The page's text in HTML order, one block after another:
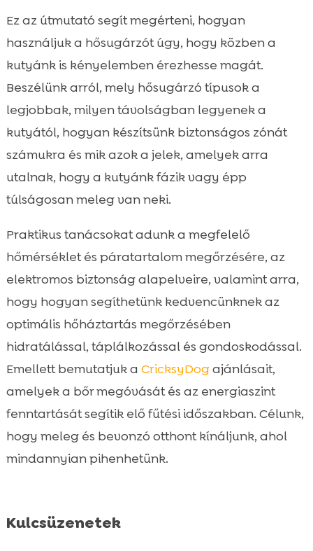

Anyagok és kiegészítők, amelyek növelik a
biztonságot
 Kutyaágy és pihenőzóna kialakítása
hőforrás mellett
 Téli étrend és hidratálás a hőkomfort
támogatására
CricksyDog ajánlások a téli jólléthez
Napirend és hőexpozíció: mennyi idő
biztonságos?
Bundaápolás és bőr egészsége a fűtési
szezonban
Elektromos biztonság és karbantartás
használata útközben

Gyakori hibák, amelyeket érdemes
elkerülni
 Összefoglaló
 FAQ
Ez az útmutató segít megérteni, hogyan
használjuk a hősugárzót úgy, hogy közben a
kutyánk is kényelemben érezhesse magát.
Beszélünk arról, mely hősugárzó típusok a
legjobbak, milyen távolságban legyenek a
kutyától, hogyan készítsünk biztonságos zónát
számukra és mik azok a jelek, amelyek arra
utalnak, hogy a kutyánk fázik vagy épp
túlságosan meleg van neki.
Praktikus tanácsokat adunk a megfelelő
hőmérséklet és páratartalom megőrzésére, az
elektromos biztonság alapelveire, valamint arra,
hogy hogyan segíthetünk kedvencünknek az
optimális hőháztartás megőrzésében
hidratálással, táplálkozással és gondoskodással.
Emellett bemutatjuk a CricksyDogajánlásait,
amelyek a bőr megóvását és az energiaszint
fenntartását segítik elő fűtési időszakban. Célunk,
hogy meleg és bevonzó otthont kínáljunk, ahol
mindannyian pihenhetünk.
Kulcsüzenetek